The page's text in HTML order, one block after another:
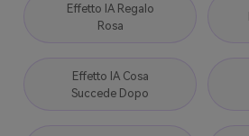
Effetto IA Regalo
Rosa
Effetto IA Cosa
Succede Dopo